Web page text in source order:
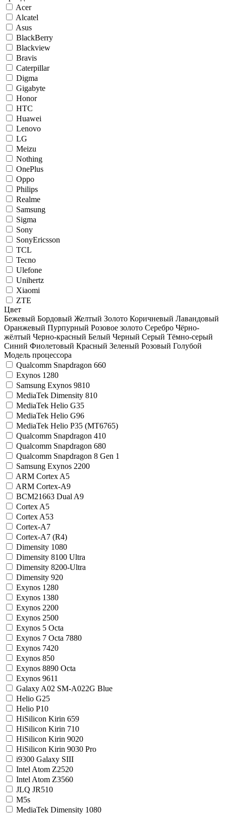
Acer
Alcatel
Asus
BlackBerry
Blackview
Bravis
Caterpillar
Digma
Gigabyte
Honor
HTC
Huawei
Lenovo
LG
Meizu
Nothing
OnePlus
Oppo
Philips
Realme
Samsung
Sigma
Sony
SonyEricsson
TCL
Tecno
Ulefone
Unihertz
Xiaomi
ZTE
Цвет
Бежевый Бордовый Желтый Золото Коричневый Лавандовый
Оранжевый Пурпурный Розовое золото Серебро Чёрно-
жёлтый Черно-красный Белый Черный Серый Тёмно-серый
Синий Фиолетовый Красный Зеленый Розовый Голубой
Модель процессора
Qualcomm Snapdragon 660
Exynos 1280
Samsung Exynos 9810
MediaTek Dimensity 810
MediaTek Helio G35
MediaTek Helio G96
MediaTek Helio P35 (MT6765)
Qualcomm Snapdragon 410
Qualcomm Snapdragon 680
Qualcomm Snapdragon 8 Gen 1
Samsung Exynos 2200
ARM Cortex A5
ARM Cortex-A9
BCM21663 Dual A9
Cortex A5
Cortex A53
Cortex-A7
Cortex-A7 (R4)
Dimensity 1080
Dimensity 8100 Ultra
Dimensity 8200-Ultra
Dimensity 920
Exynos 1280
Exynos 1380
Exynos 2200
Exynos 2500
Exynos 5 Octa
Exynos 7 Octa 7880
Exynos 7420
Exynos 850
Exynos 8890 Octa
Exynos 9611
Galaxy A02 SM-A022G Blue
Helio G25
Helio P10
HiSilicon Kirin 659
HiSilicon Kirin 710
HiSilicon Kirin 9020
HiSilicon Kirin 9030 Pro
i9300 Galaxy SIII
Intel Atom Z2520
Intel Atom Z3560
JLQ JR510
M5s
MediaTek Dimensity 1080